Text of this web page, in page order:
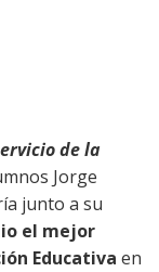
de la
Jorge
junto a su
el mejor
Educativa en